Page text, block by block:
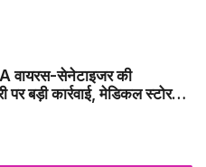
वायरस-सेनेटाइजर की
पर बड़ी कार्रवाई, मेडिकल स्टोर